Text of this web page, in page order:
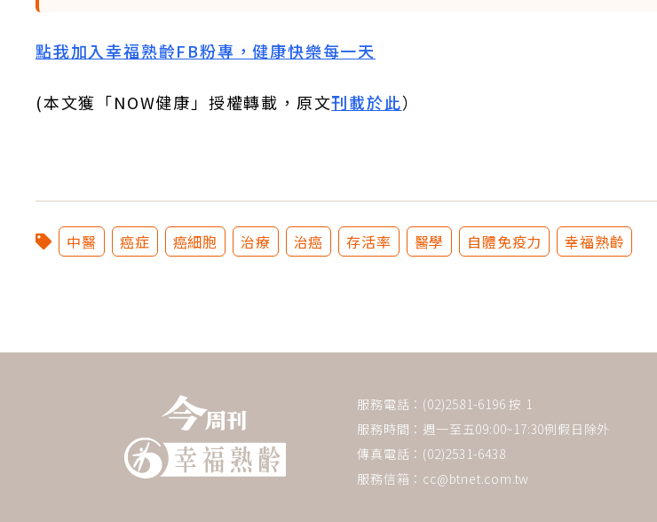
點我加入幸福熟齡FB粉專，健康快樂每一天
(本文獲「NOW健康」授權轉載，原文刊載於此）
中醫 癌症 癌細胞 治療 治癌 存活率 醫學 自體免疫力 幸福熟齡
服務電話：(02)2581-6196 按 1
服務時間：週一至五09:00~17:30例假日除外
傳真電話：(02)2531-6438
服務信箱： cc@btnet.com.tw